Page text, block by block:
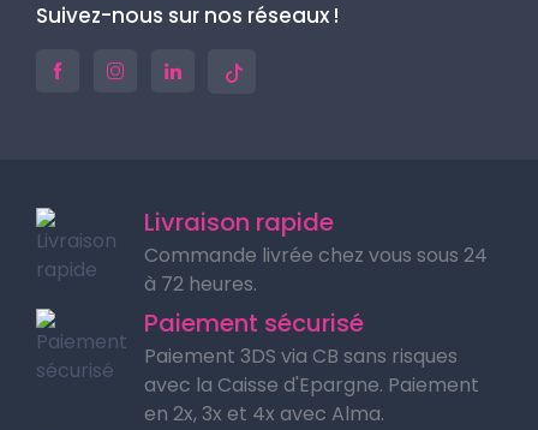
Suivez-nous sur nos réseaux !
Livraison rapide
Commande livrée chez vous sous 24
à 72 heures.
Paiement sécurisé
Paiement 3DS via CB sans risques
avec la Caisse d'Epargne. Paiement
en 2x, 3x et 4x avec Alma.